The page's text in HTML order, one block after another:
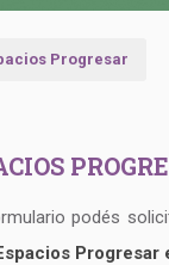
Progresar
podés
Progresar